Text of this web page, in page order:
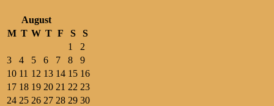
August
M T W T F S
S
1
2
3
4 5 6 7 8
9
10 11 12 13 14 15 16
17 18 19 20 21 22 23
24 25 26 27 28 29 30